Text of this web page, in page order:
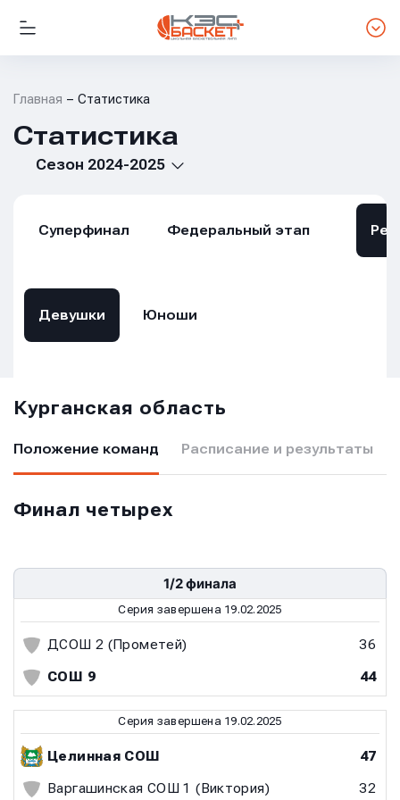
Главная Статистика
Статистика
Сезон 2024-2025
Суперфинал Федеральный этап
Девушки Юноши